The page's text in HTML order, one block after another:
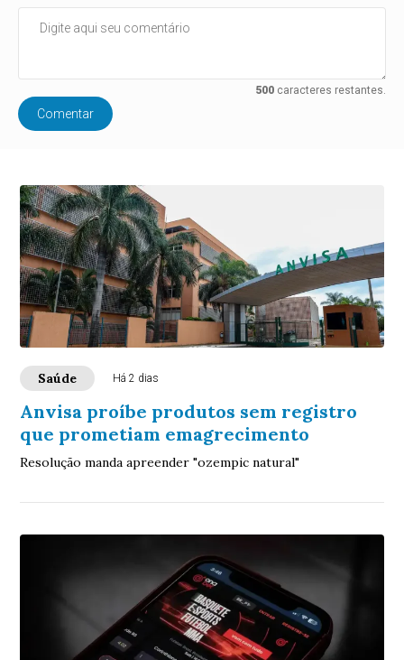
500caracteres restantes.
Comentar
Saúde Há 2 dias
Anvisa proíbe produtos sem registro
que prometiam emagrecimento
Resolução manda apreender "ozempic natural"